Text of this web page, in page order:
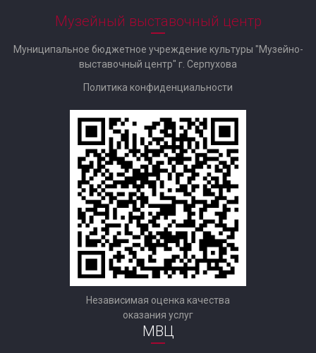
Музейный выставочный центр
Муниципальное бюджетное учреждение культуры "Музейно-
выставочный центр" г. Серпухова
Политика конфиденциальности
Независимая оценка качества
оказания услуг
МВЦ